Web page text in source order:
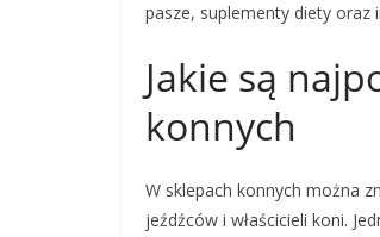
pasze, suplementy diety oraz
Jakie są
konnych
W sklepach konnych można
jeźdźców i właścicieli koni.